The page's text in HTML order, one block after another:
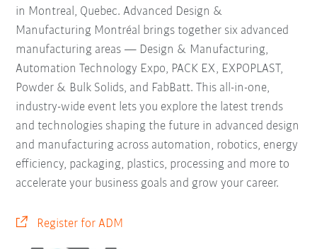
in Montreal, Quebec. Advanced Design &
Manufacturing Montréal brings together six advanced
manufacturing areas — Design & Manufacturing,
Automation Technology Expo, PACK EX, EXPOPLAST,
Powder & Bulk Solids, and FabBatt. This all-in-one,
industry-wide event lets you explore the latest trends
and technologies shaping the future in advanced design
and manufacturing across automation, robotics, energy
efficiency, packaging, plastics, processing and more to
accelerate your business goals and grow your career.
Register for ADM